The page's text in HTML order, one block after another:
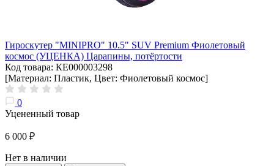
Гироскутер "MINIPRO" 10.5" SUV Premium Фиолетовый
космос (УЦЕНКА) Царапины, потёртости
Код товара: КЕ000003298
[Материал: Пластик, Цвет: Фиолетовый космос]
0
Уцененный товар
6 000 ₽
Нет в наличии